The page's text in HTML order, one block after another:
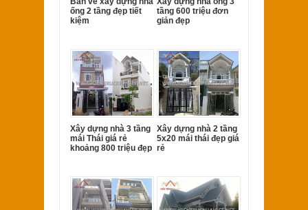
ống 2 tầng đẹp tiết
kiệm
tầng 600 triệu đơn
giản đẹp
Xây dựng nhà 3 tầng
mái Thái giá rẻ
khoảng 800 triệu đẹp
Xây dựng nhà 2 tầng
5x20 mái thái đẹp giá
rẻ